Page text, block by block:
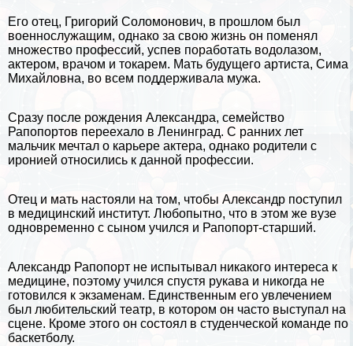
Его отец, Григорий Соломонович, в прошлом был
военнослужащим, однако за свою жизнь он поменял
множество профессий, успев поработать водолазом,
актером, врачом и токарем. Мать будущего артиста, Сима
Михайловна, во всем поддерживала мужа.
Сразу после рождения Александра, семейство
Рапопортов переехало в Ленинград. С ранних лет
мальчик мечтал о карьере актера, однако родители с
иронией относились к данной профессии.
Отец и мать настояли на том, чтобы Александр поступил
в медицинский институт. Любопытно, что в этом же вузе
одновременно с сыном учился и Рапопорт-старший.
Александр Рапопорт не испытывал никакого интереса к
медицине, поэтому учился спустя рукава и никогда не
готовился к экзаменам. Единственным его увлечением
был любительский театр, в котором он часто выступал на
сцене. Кроме этого он состоял в студенческой комaнде по
баскетболу.